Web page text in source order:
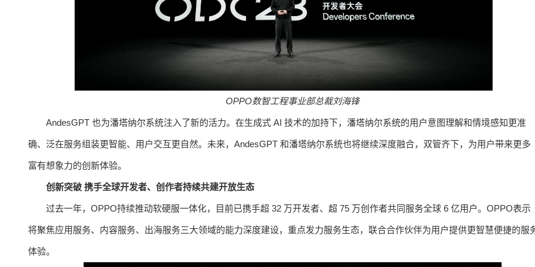
OPPO数智工程事业部总裁刘海锋
AndesGPT 也为潘塔纳尔系统注入了新的活力。在生成式 AI 技术的加持下，潘塔纳尔系统的用户意图理解和情境感知更准
确、泛在服务组装更智能、用户交互更自然。未来，AndesGPT 和潘塔纳尔系统也将继续深度融合，双管齐下，为用户带来更多
富有想象力的创新体验。
创新突破 携手全球开发者、创作者持续共建开放生态
过去一年，OPPO持续推动软硬服一体化，目前已携手超 32 万开发者、超 75 万创作者共同服务全球 6 亿用户。OPPO表示
将聚焦应用服务、内容服务、出海服务三大领域的能力深度建设，重点发力服务生态，联合合作伙伴为用户提供更智慧便捷的服
体验。